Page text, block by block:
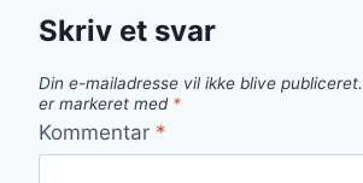
Skriv et svar
Din e-mailadresse vil ikke blive publiceret.
er markeret med *
Kommentar *